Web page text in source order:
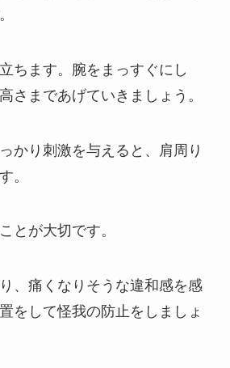
ちます。腕をまっすぐにし
さまであげていきましょう。
かり刺激を与えると、肩周り
。
とが大切です。
、痛くなりそうな違和感を感
をして怪我の防止をしましょ